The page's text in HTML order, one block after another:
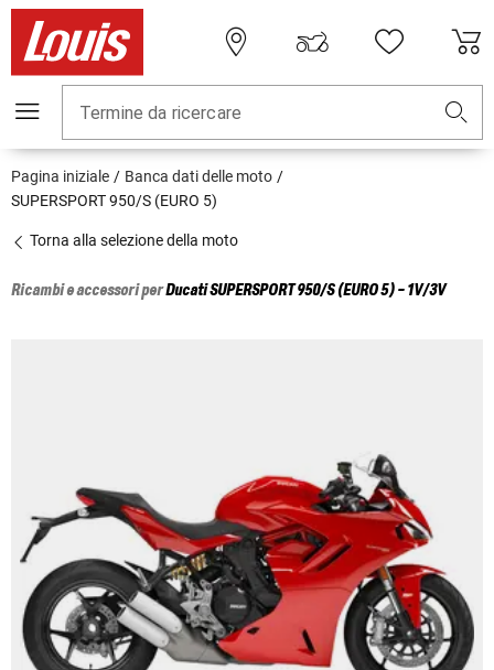
Termine da ricercare
Pagina iniziale
Banca dati delle moto
SUPERSPORT 950/S (EURO 5)
Torna alla selezione della moto
Ricambi e accessori perDucatiSUPERSPORT 950/S (EURO 5) - 1V/3V